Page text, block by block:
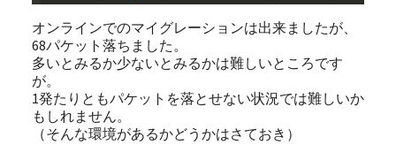
オンラインでのマイグレーションは出来ましたが、
68パケット落ちました。
多いとみるか少ないとみるかは難しいところです
が。
1発たりともパケットを落とせない状況では難しいか
もしれません。
（そんな環境があるかどうかはさておき）